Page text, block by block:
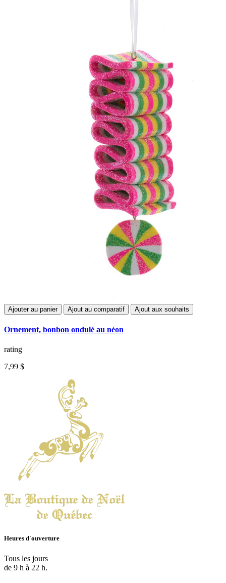
Ajouter au panier Ajout au comparatif Ajout aux souhaits
Ornement, bonbon ondulé au néon
rating
7,99 $
Heures d'ouverture
Tous les jours
de 9 h à 22 h.